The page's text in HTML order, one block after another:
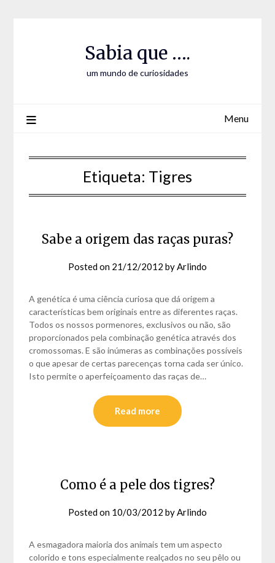
Sabia que ….
um mundo de curiosidades
Menu
Etiqueta: Tigres
Sabe a origem das raças puras?
Posted on 21/12/2012 byArlindo
A genética é uma ciência curiosa que dá origem a
características bem originais entre as diferentes raças.
Todos os nossos pormenores, exclusivos ou não, são
proporcionados pela combinação genética através dos
cromossomas. E são inúmeras as combinações possíveis
o que apesar de certas parecenças torna cada ser único.
Isto permite o aperfeiçoamento das raças de…
Read more
Como é a pele dos tigres?
Posted on 10/03/2012 byArlindo
A esmagadora maioria dos animais tem um aspecto
colorido e tons especialmente realçados no seu pêlo ou